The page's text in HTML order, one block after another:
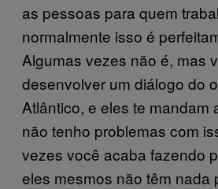
as pessoas para quem
normalmente isso é
Algumas vezes não é, mas
desenvolver um diálogo do
Atlântico, e eles te mandam
não tenho problemas com
vezes você acaba fazendo
eles mesmos não têm nada